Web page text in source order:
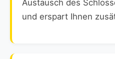
Austausch des
und erspart Ihnen